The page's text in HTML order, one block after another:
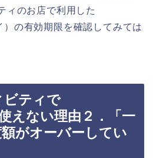
ィのお店で利用した
の有効期限を確認してみては
ビティで
えない理由２．「一
がオーバーしてい